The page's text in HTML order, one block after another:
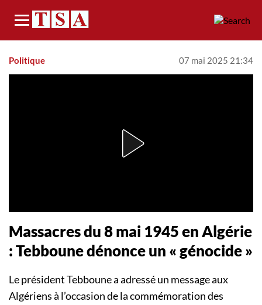
Menu
Politique 07 mai 2025 21:34
Massacres du 8 mai 1945 en Algérie
: Tebboune dénonce un « génocide »
Le président Tebboune a adressé un message aux
Algériens à l’occasion de la commémoration des